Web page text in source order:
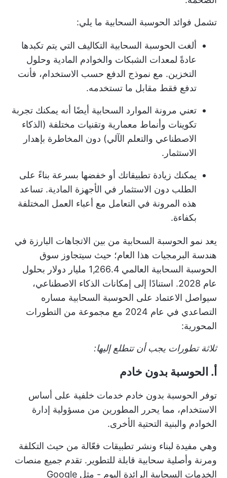
تشمل فوائد الحوسبة السحابية ما يلي:
ألغت الحوسبة السحابية التكاليف التي يتم تكبدها
عادةً لمعدات الشبكات والخوادم المادية وحلول
التخزين. مع نموذج الدفع حسب الاستخدام، فأنت
تدفع فقط مقابل ما تستخدمه.
تعني مرونة الموارد السحابية أيضًا أنه يمكنك تجربة
تكوينات وأنماط معمارية وتقنيات مختلفة (الذكاء
الاصطناعي والتعلم الآلي) دون المخاطرة بإهدار
الاستثمار.
يمكنك زيادة تطبيقاتك أو خفضها بسرعة بناءً على
الطلب دون الاستثمار في الأجهزة المادية. تساعد
هذه المرونة في التعامل مع أعباء العمل المختلفة
بكفاءة.
يعد نمو الحوسبة السحابية من بين الاتجاهات البارزة في
هندسة البرمجيات هذا العام؛ حيث سيتجاوز سوق
الحوسبة السحابية العالمي 1,266.4 مليار دولار
بحلول
عام 2028. استنادًا إلى إمكانات الذكاء الاصطناعي،
سيواصل الاعتماد على الحوسبة السحابية مساره
التصاعدي في عام 2024 مع مجموعة من التطورات
المحورية:
ثلاثة تطورات يجب أن تتطلع إليها:
أ. الحوسبة بدون خادم
توفر الحوسبة بدون خادم خدمات خلفية على أساس
الاستخدام، مما يحرر المطورين من مسؤولية إدارة
الخوادم والبنية التحتية الأخرى.
وهي مفيدة لبناء ونشر تطبيقات فعّالة من حيث التكلفة
ومرنة وأصلية سحابية قابلة للتطوير. تقدم جميع منصات
الخدمات السحابية الرائدة اليوم - مثل Google